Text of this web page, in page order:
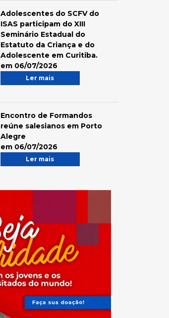
Adolescentes do SCFV do
ISAS participam do XIII
Seminário Estadual do
Estatuto da Criança e do
Adolescente em Curitiba.
em 06/07/2026
Ler mais
Encontro de Formandos
reúne salesianos em Porto
Alegre
em 06/07/2026
Ler mais